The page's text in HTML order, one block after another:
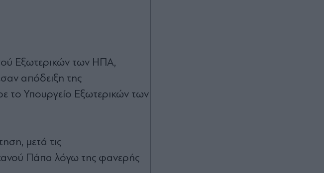
Εξωτερικών των ΗΠΑ,
απόδειξη της
το Υπουργείο Εξωτερικών των
μετά τις
Πάπα λόγω της φανερής